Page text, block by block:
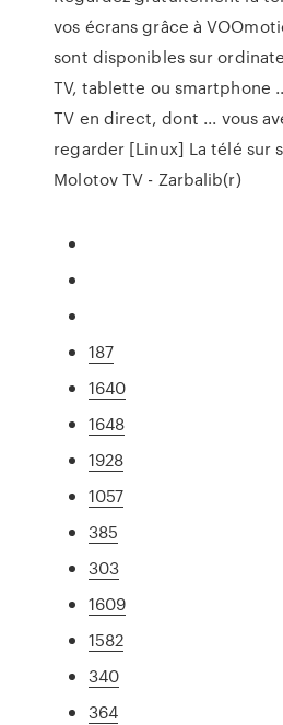
vos écrans grâce à
sont disponibles sur
TV, tablette ou smartphone
TV en direct, dont ... vous
regarder [Linux] La télé sur
Molotov TV - Zarbalib(r)
187
1640
1648
1928
1057
385
303
1609
1582
340
364